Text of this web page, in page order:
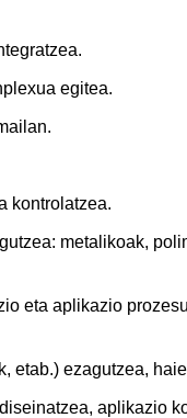
egitea.
kontrolatzea.
metalikoak,
eta aplikazio
etab.) ezagutzea,
aplikazio